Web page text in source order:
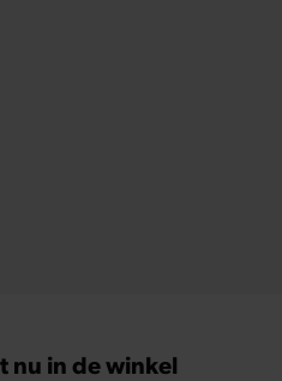
nu in de winkel